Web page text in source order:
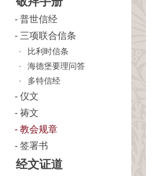
普世信经
三项联合信条
比利时信条
海德堡要理问答
多特信经
仪文
祷文
教会规章
签署书
经文证道